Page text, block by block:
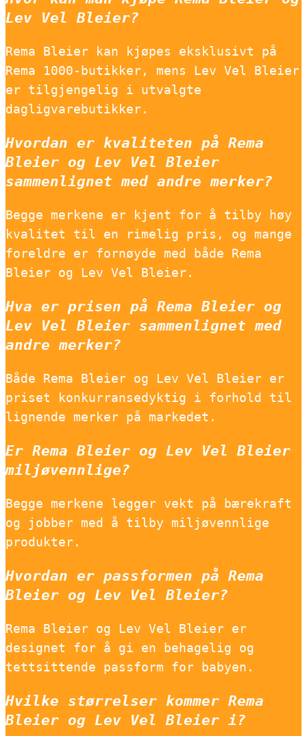
Lev Vel Bleier?
Rema Bleier kan kjøpes eksklusivt på
Rema 1000-butikker, mens Lev Vel Bleier
er tilgjengelig i utvalgte
dagligvarebutikker.
Hvordan er kvaliteten på Rema
Bleier og Lev Vel Bleier
sammenlignet med andre merker?
Begge merkene er kjent for å tilby høy
kvalitet til en rimelig pris, og mange
foreldre er fornøyde med både Rema
Bleier og Lev Vel Bleier.
Hva er prisen på Rema Bleier og
Lev Vel Bleier sammenlignet med
andre merker?
Både Rema Bleier og Lev Vel Bleier er
priset konkurransedyktig i forhold til
lignende merker på markedet.
Er Rema Bleier og Lev Vel Bleier
miljøvennlige?
Begge merkene legger vekt på bærekraft
og jobber med å tilby miljøvennlige
produkter.
Hvordan er passformen på Rema
Bleier og Lev Vel Bleier?
Rema Bleier og Lev Vel Bleier er
designet for å gi en behagelig og
tettsittende passform for babyen.
Hvilke størrelser kommer Rema
Bleier og Lev Vel Bleier i?